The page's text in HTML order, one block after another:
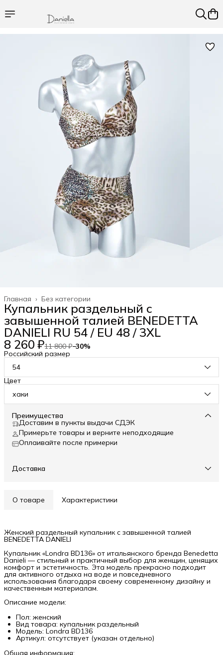
Без категории
Главная ›
Купальник раздельный с
завышенной талией BENEDETTA
DANIELI RU 54 / EU 48 / 3XL
8 260 ₽11 800 ₽−30%
Российский размер
54
Цвет
хаки
Преимущества
Доставим в пункты выдачи СДЭК
Примерьте товары и верните неподходящие
Оплаивайте после примерки
Доставка
О товаре Характеристики
Женский раздельный купальник с завышенной талией
BENEDETTA DANIELI
Купальник «Londra BD136» от итальянского бренда Benedetta
Danieli — стильный и практичный выбор для женщин, ценящих
комфорт и эстетичность. Эта модель прекрасно подходит
для активного отдыха на воде и повседневного
использования благодаря своему современному дизайну и
качественным материалам.
Описание модели:
Пол: женский
Вид товара: купальник раздельный
Модель: Londra BD136
Артикул: отсутствует (указан отдельно)
Общая информация: